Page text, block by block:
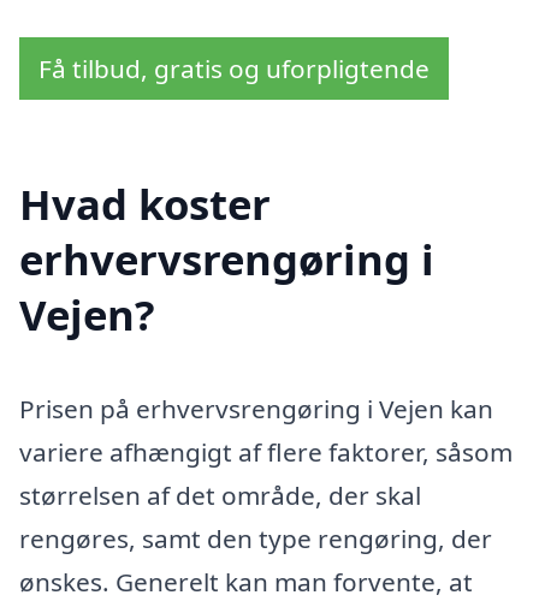
Få tilbud, gratis og uforpligtende
Hvad koster
erhvervsrengøring i
Vejen?
Prisen på erhvervsrengøring i Vejen kan
variere afhængigt af flere faktorer, såsom
størrelsen af det område, der skal
rengøres, samt den type rengøring, der
ønskes. Generelt kan man forvente, at